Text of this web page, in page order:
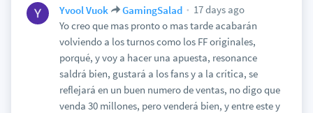
Yvool Vuok GamingSalad
17 days ago
Yo creo que mas pronto o mas tarde acabarán
volviendo a los turnos como los FF originales,
porqué, y voy a hacer una apuesta, resonance
saldrá bien, gustará a los fans y a la crítica, se
reflejará en un buen numero de ventas, no digo que
venda 30 millones, pero venderá bien, y entre este y